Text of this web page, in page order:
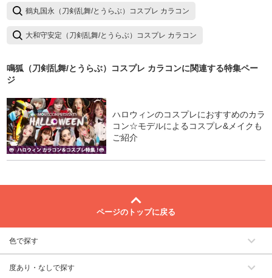
鶴丸国永（刀剣乱舞/とうらぶ）コスプレ カラコン
大和守安定（刀剣乱舞/とうらぶ）コスプレ カラコン
鳴狐（刀剣乱舞/とうらぶ）コスプレ カラコンに関連する特集ペー
ジ
ハロウィンのコスプレにおすすめのカラ
コン☆モデルによるコスプレ&メイクも
ご紹介
ページのトップに戻る
色で探す
度あり・なしで探す